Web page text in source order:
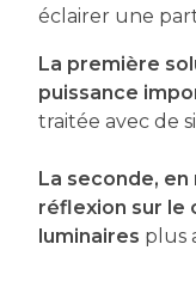
éclairer une
La première
puissance
traitée avec de
La seconde,
réflexion sur le
luminaires plus